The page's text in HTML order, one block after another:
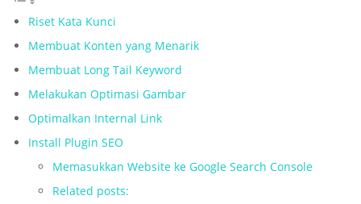
Riset Kata Kunci
Membuat Konten yang Menarik
Membuat Long Tail Keyword
Melakukan Optimasi Gambar
Optimalkan Internal Link
Install Plugin SEO
Memasukkan Website ke Google Search Console
Related posts: